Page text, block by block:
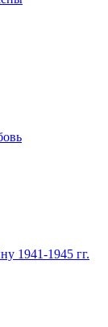
1941-1945 гг.